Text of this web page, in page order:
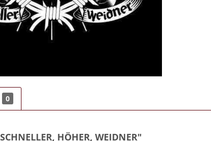
0
HÖHER, WEIDNER"